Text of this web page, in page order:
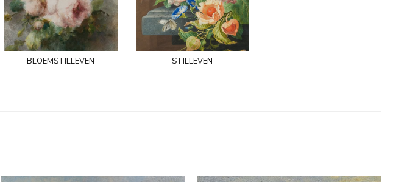
bloemstilleven stilleven